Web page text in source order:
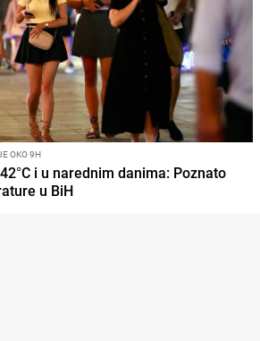
OKO 9H
i u narednim danima: Poznato
u BiH